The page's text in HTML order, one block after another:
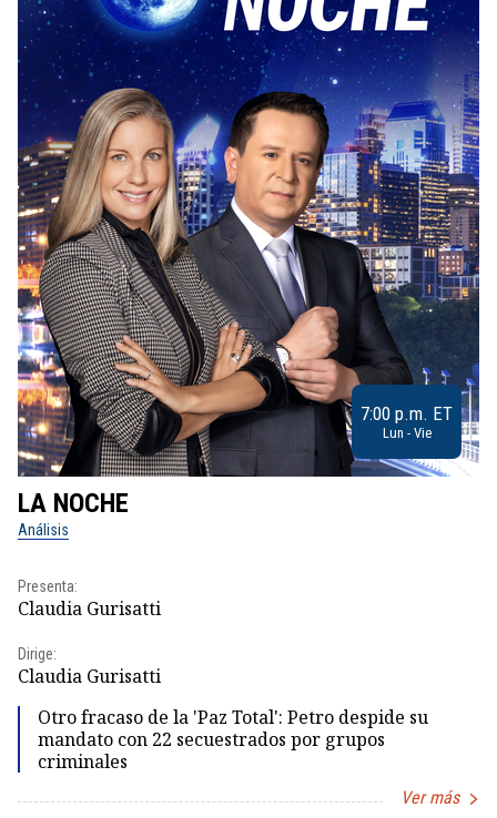
7:00 p.m. ET
Lun - Vie
LA NOCHE
Análisis
Presenta:
Claudia Gurisatti
Dirige:
Claudia Gurisatti
Otro fracaso de la 'Paz Total': Petro despide su
mandato con 22 secuestrados por grupos
criminales
Ver más